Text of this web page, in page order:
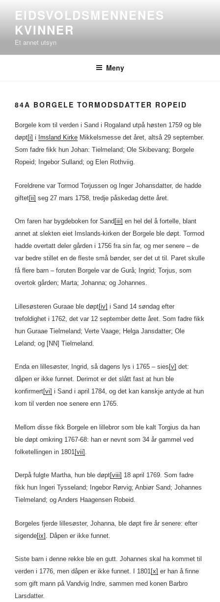
innhold
EIDSVOLDSMENNENES
KVINNER
Et annet utsyn
Meny
84A BORGELE TORMODSDATTER ROPEID
Borgele kom til verden i Sand i Rogaland utpå høsten 1759 og ble
døpt[i] i Imsland Kirke Mikkelsmesse det året, altså 29 september.
Som fadre fikk hun Johan: Tielmeland; Ole Skibevang; Borgele
Ropeid; Ingebor Sulland; og Elen Rothviig.
Foreldrene var Tormod Torjussen og Inger Johansdatter, de hadde
giftet[ii] seg 27 mars 1758, tredje påskedag dette året.
Om faren har bygdeboken for Sand [iii] en hel del å fortelle, blant
annet at slekten eiet Imslands-kirken der Borgele ble døpt. Tormod
hadde overtatt deler gården i 1756 fra sin far, og mer senere – de
var bedre stillet en de fleste små bønder, ser det ut til. Paret skulle
få flere barn – foruten Borgele var de Gurå; Ingrid; Torjus, som
overtok gården; Marta; Johanna; og Johannes.
Lillesøsteren Guraae ble døpt[iv] i Sand 14 søndag efter
trefoldighet i 1762, det var 12 september dette året. Som fadre fikk
hun Guraae Tielmeland; Verte Vaage; Helga Jansdatter; Ole
Løland; og [NN] Tielmeland.
Enda en lillesøster, Ingrid, så dagens lys i 1765 – sies [v] det:
dåpen er ikke funnet. Derimot er det slått fast at hun ble
konfirmert[vi] i Sand i april 1784, og det kan kanskje antyde at hun
kom til verden noe senere enn 1765.
Mellom disse fikk Borgele en lillebror som ble kalt Torgius da han
ble døpt omkring 1767-68: han er nevnt som 34 år gammel ved
folketellingen in 1801 [vii]
Derpå fulgte Martha, hun ble døpt[viii] 18 april 1769. Som fadre
fikk hun Ingeri Tysseland; Ingebor Rørvig; Anbiør Sand; Johannes
Tielmeland; og Anders Haagensen Robeid.
Borgeles fjerde lillesøster, Johanna, ble døpt fire år senere: efter
sigende[ix] . Dåpen er ikke funnet.
Siste barn i denne rekke ble en gutt. Johannes skal ha kommet til
verden i 1776, men dåpen er ikke funnet. I 1801[x] er han å finne
som gift mann på Vandvig Indre, sammen med konen Barbro
Larsdatter.